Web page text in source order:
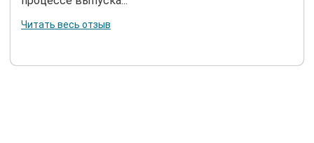
Читать весь отзыв